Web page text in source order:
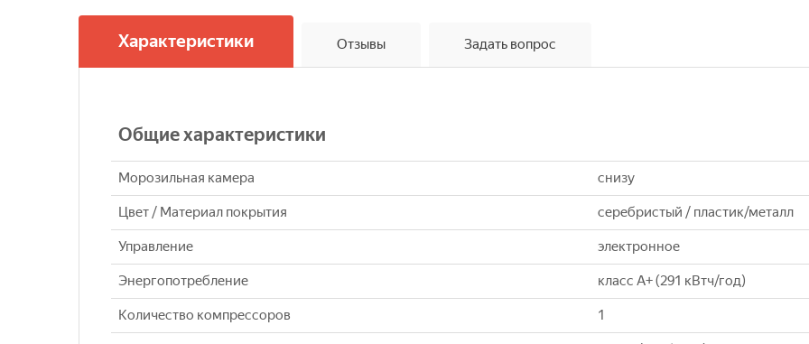
Характеристики Отзывы Задать вопрос
Общие характеристики
Морозильная камера снизу
Цвет / Материал покрытия серебристый / пластик/металл
Управление электронное
Энергопотребление класс A+ (291 кВтч/год)
Количество компрессоров 1